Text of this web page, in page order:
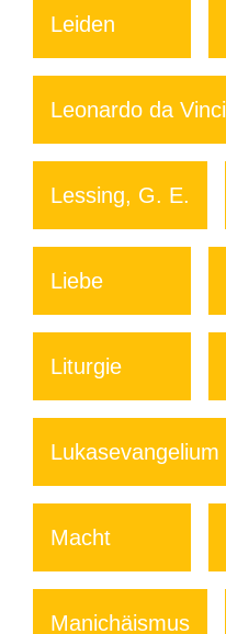
Leiden
Leonardo da Vinci
Lessing, G. E.
Liebe
Liturgie
Lukasevangelium
Macht
Manichäismus